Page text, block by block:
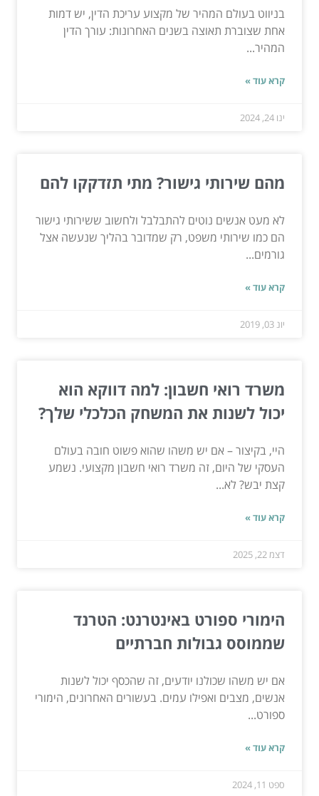
בניווט בעולם המהיר של מקצוע עריכת הדין, יש דמות
אחת שצוברת תאוצה בשנים האחרונות: עורך הדין
המהיר...
קרא עוד »
ינו 24, 2024
מהם שירותי גישור? מתי תזדקקו להם
לא מעט אנשים נוטים להתבלבל ולחשוב ששירותי גישור
הם כמו שירותי משפט, רק שמדובר בהליך שנעשה אצל
גורמים...
קרא עוד »
יונ 03, 2019
משרד רואי חשבון: למה דווקא הוא
יכול לשנות את המשחק הכלכלי שלך?
היי, בקיצור – אם יש משהו שהוא פשוט חובה בעולם
העסקי של היום, זה משרד רואי חשבון מקצועי. נשמע
קצת יבש? לא...
קרא עוד »
דצמ 22, 2025
הימורי ספורט באינטרנט: הטרנד
שממוסס גבולות חברתיים
אם יש משהו שכולנו יודעים, זה שהכסף יכול לשנות
אנשים, מצבים ואפילו עמים. בעשורים האחרונים, הימורי
ספורט...
קרא עוד »
ספט 11, 2024